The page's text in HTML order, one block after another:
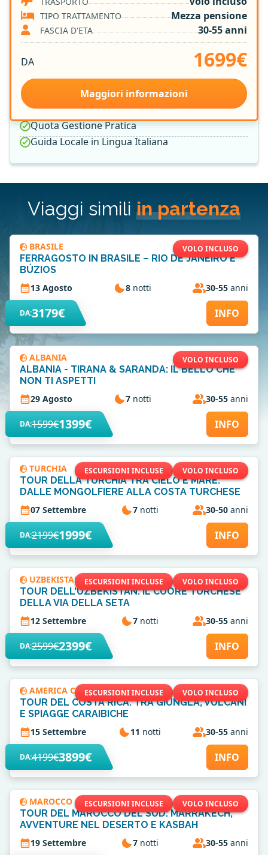
Trasferimenti
Biglietti d'ingresso ove previsto dal programma
7 notti in Hotel 4* e 5*
Trattamento di Mezza Pensione
Tasse Aeroportuali
Sistemazione nella Camera Prescelta
Assicurazione Medica e Bagaglio
Quota Gestione Pratica
Guida Locale in Lingua Italiana
TIPO TRATTAMENTO Mezza pensione
FASCIA D'ETA 30-55 anni
DA 1699€
Maggiori informazioni
Viaggi simili in partenza
VOLO INCLUSO
BRASILE
FERRAGOSTO IN BRASILE – RIO DE JANEIRO E
BÚZIOS
13 Agosto
8 notti 30-55 anni
DA:3179€ INFO
VOLO INCLUSO
ALBANIA
ALBANIA - TIRANA & SARANDA: IL BELLO CHE
NON TI ASPETTI
29 Agosto
7 notti 30-55 anni
DA:1599€1399€ INFO
ESCURSIONI INCLUSE VOLO INCLUSO
TURCHIA
TOUR DELLA TURCHIA TRA CIELO E MARE:
DALLE MONGOLFIERE ALLA COSTA TURCHESE
07 Settembre
7notti 30-50 anni
DA:2199€1999€ INFO
ESCURSIONI INCLUSE VOLO INCLUSO
UZBEKISTAN
TOUR DELL'UZBEKISTAN: IL CUORE TURCHESE
DELLA VIA DELLA SETA
12 Settembre
7notti 30-55 anni
DA:2599€2399€ INFO
ESCURSIONI INCLUSE VOLO INCLUSO
AMERICA CENTRALE
TOUR DEL COSTA RICA: TRA GIUNGLA, VULCANI
E SPIAGGE CARAIBICHE
15 Settembre
11 notti 30-55 anni
DA:4199€3899€ INFO
ESCURSIONI INCLUSE VOLO INCLUSO
MAROCCO
TOUR DEL MAROCCO DEL SUD: MARRAKECH,
AVVENTURE NEL DESERTO E KASBAH
19 Settembre
7notti 30-55 anni